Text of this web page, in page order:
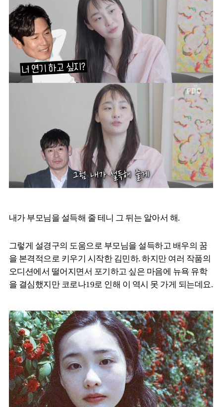
내가 부모님을 설득해 줄 테니 그 뒤는 알아서 해.
그렇게 설경구의 도움으로 부모님을 설득하고 배우의 꿈
을 본격적으로 키우기 시작한 김민하. 하지만 여러 작품의
오디션에서 떨어지면서 포기하고 싶은 마음에 뉴욕 유학
을 결심했지만 코로나19로 인해 이 역시 못 가게 되는데요.